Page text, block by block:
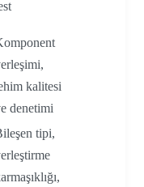
kalitesi
denetimi
tipi,